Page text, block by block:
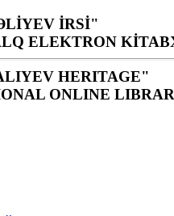
İRSİ"
ELEKTRON
HERITAGE"
ONLINE